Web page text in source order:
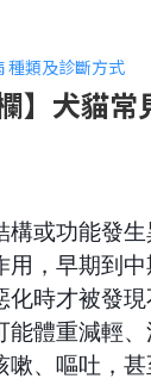
】犬貓
構或功能發
用，早期到
化時才被發
能體重減輕
嗽、嘔吐，